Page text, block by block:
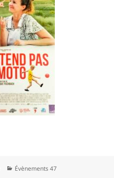
Catégories
Évènements 47